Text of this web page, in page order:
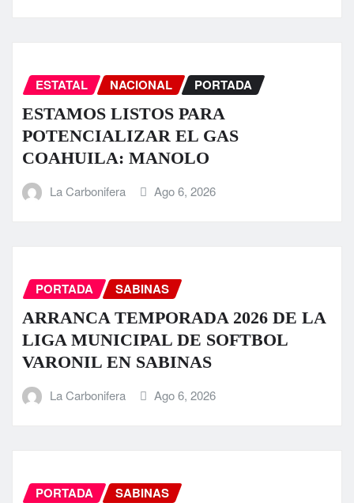
ESTATAL NACIONAL PORTADA
ESTAMOS LISTOS PARA
POTENCIALIZAR EL GAS
COAHUILA: MANOLO
La Carbonifera Ago 6, 2026
PORTADA SABINAS
ARRANCA TEMPORADA 2026 DE LA
LIGA MUNICIPAL DE SOFTBOL
VARONIL EN SABINAS
La Carbonifera Ago 6, 2026
PORTADA SABINAS